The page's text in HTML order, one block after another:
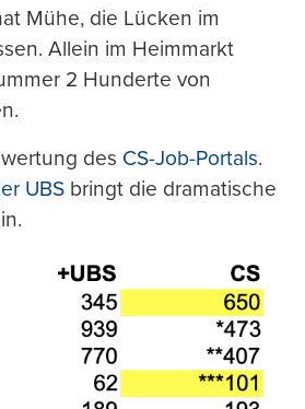
drucken
Mühe, die Lücken im
Allein im Heimmarkt
2 Hunderte von
des CS-Job-Portals.
UBS bringt die dramatische